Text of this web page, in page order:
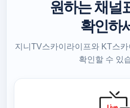
원하는 채널
확인하
지니TV스카이라이프와 KT스
확인할 수 있